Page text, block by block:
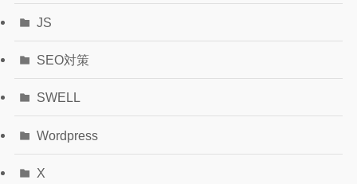
JS
SEO対策
SWELL
Wordpress
X